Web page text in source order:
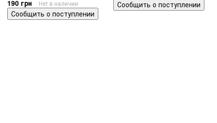
190 грн Нет в наличии
Сообщить о поступлении
Сообщить о поступлении